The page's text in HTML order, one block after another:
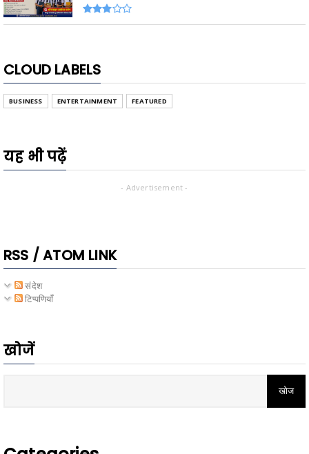
CLOUD LABELS
BUSINESS ENTERTAINMENT FEATURED
यह भी पढ़ें
- Advertisement -
RSS / ATOM LINK
संदेश
टिप्पणियाँ
खोजें